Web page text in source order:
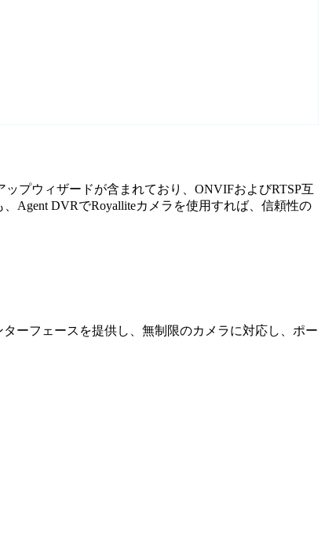
プウィザードが含まれており、ONVIFおよびRTSP互
Agent DVRでRoyalliteカメラを使用すれば、信頼性の
ーフェースを提供し、無制限のカメラに対応し、ポー